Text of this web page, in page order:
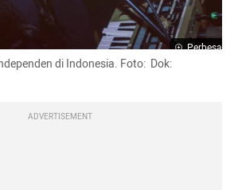
Perbesar
di Indonesia. Foto:  Dok:
ADVERTISEMENT